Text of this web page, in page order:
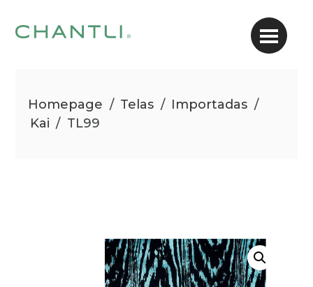
Homepage / Telas / Importadas /
Kai / TL99